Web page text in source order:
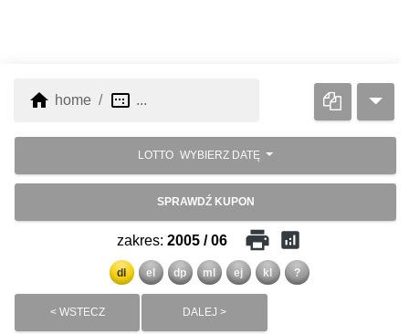
home home image_aspect_ratio ...
LOTTO WYBIERZ DATĘ
SPRAWDŹ KUPON
zakres: 2005 / 06 print analytics
dl el dp ml ej kl ?
< WSTECZ DALEJ >